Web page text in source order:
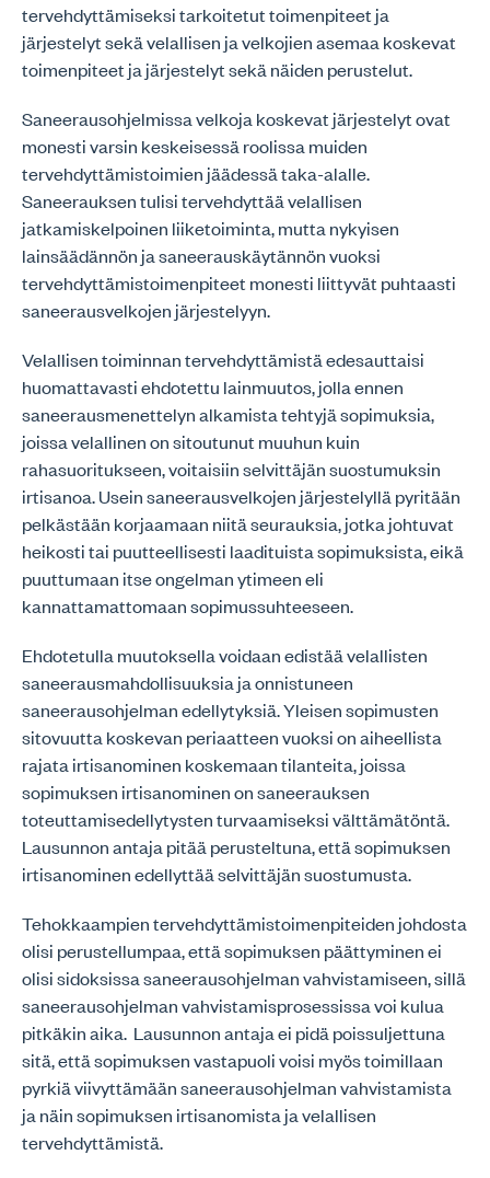
tervehdyttämiseksi tarkoitetut toimenpiteet ja
järjestelyt sekä velallisen ja velkojien asemaa koskevat
toimenpiteet ja järjestelyt sekä näiden perustelut.
Saneerausohjelmissa velkoja koskevat järjestelyt ovat
monesti varsin keskeisessä roolissa muiden
tervehdyttämistoimien jäädessä taka-alalle.
Saneerauksen tulisi tervehdyttää velallisen
jatkamiskelpoinen liiketoiminta, mutta nykyisen
lainsäädännön ja saneerauskäytännön vuoksi
tervehdyttämistoimenpiteet monesti liittyvät puhtaasti
saneerausvelkojen järjestelyyn.
Velallisen toiminnan tervehdyttämistä edesauttaisi
huomattavasti ehdotettu lainmuutos, jolla ennen
saneerausmenettelyn alkamista tehtyjä sopimuksia,
joissa velallinen on sitoutunut muuhun kuin
rahasuoritukseen, voitaisiin selvittäjän suostumuksin
irtisanoa. Usein saneerausvelkojen järjestelyllä pyritään
pelkästään korjaamaan niitä seurauksia, jotka johtuvat
heikosti tai puutteellisesti laadituista sopimuksista, eikä
puuttumaan itse ongelman ytimeen eli
kannattamattomaan sopimussuhteeseen.
Ehdotetulla muutoksella voidaan edistää velallisten
saneerausmahdollisuuksia ja onnistuneen
saneerausohjelman edellytyksiä. Yleisen sopimusten
sitovuutta koskevan periaatteen vuoksi on aiheellista
rajata irtisanominen koskemaan tilanteita, joissa
sopimuksen irtisanominen on saneerauksen
toteuttamisedellytysten turvaamiseksi välttämätöntä.
Lausunnon antaja pitää perusteltuna, että sopimuksen
irtisanominen edellyttää selvittäjän suostumusta.
Tehokkaampien tervehdyttämistoimenpiteiden johdosta
olisi perustellumpaa, että sopimuksen päättyminen ei
olisi sidoksissa saneerausohjelman vahvistamiseen, sillä
saneerausohjelman vahvistamisprosessissa voi kulua
pitkäkin aika. Lausunnon antaja ei pidä poissuljettuna
sitä, että sopimuksen vastapuoli voisi myös toimillaan
pyrkiä viivyttämään saneerausohjelman vahvistamista
ja näin sopimuksen irtisanomista ja velallisen
tervehdyttämistä.